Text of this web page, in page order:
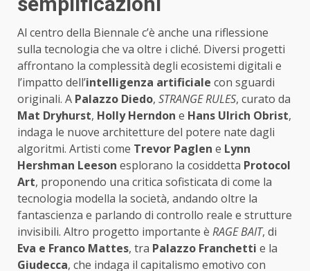
Al centro della Biennale c’è anche una riflessione
sulla tecnologia che va oltre i cliché. Diversi progetti
affrontano la complessità degli ecosistemi digitali e
l’impatto dell’intelligenza artificiale con sguardi
originali. A Palazzo Diedo, STRANGE RULES, curato da
Mat Dryhurst, Holly Herndon e Hans Ulrich Obrist,
indaga le nuove architetture del potere nate dagli
algoritmi. Artisti come Trevor Paglen e Lynn
Hershman Leeson esplorano la cosiddetta Protocol
Art, proponendo una critica sofisticata di come la
tecnologia modella la società, andando oltre la
fantascienza e parlando di controllo reale e strutture
invisibili. Altro progetto importante è RAGE BAIT, di
Eva e Franco Mattes, tra Palazzo Franchetti e la
Giudecca, che indaga il capitalismo emotivo con